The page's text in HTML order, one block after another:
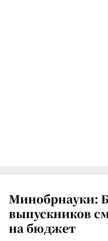
Минобрнауки:
выпускников
на бюджет